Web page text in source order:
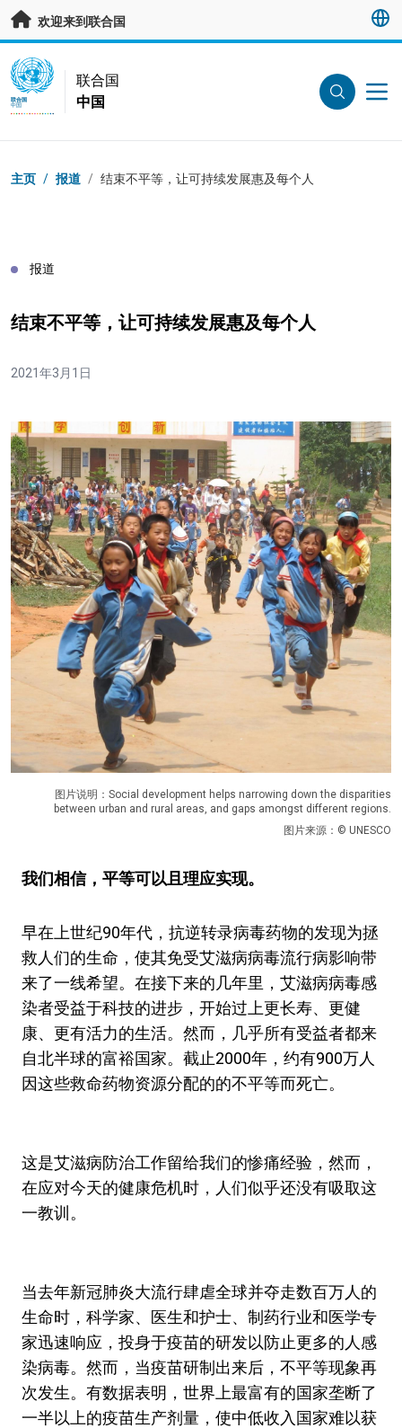
跳转至主要内容
欢迎来到联合国
UN Logo
联合国
中国
联合国
中国
页面路径
主页 / 报道 / 结束不平等，让可持续发展惠及每个人
报道
结束不平等，让可持续发展惠及每个人
2021年3月1日
图片说明：Social development helps narrowing down the disparities
between urban and rural areas, and gaps amongst different regions.
图片来源：© UNESCO
我们相信，平等可以且理应实现。
早在上世纪90年代，抗逆转录病毒药物的发现为拯
救人们的生命，使其免受艾滋病病毒流行病影响带
来了一线希望。在接下来的几年里，艾滋病病毒感
染者受益于科技的进步，开始过上更长寿、更健
康、更有活力的生活。然而，几乎所有受益者都来
自北半球的富裕国家。截止2000年，约有900万人
因这些救命药物资源分配的的不平等而死亡。
这是艾滋病防治工作留给我们的惨痛经验，然而，
在应对今天的健康危机时，人们似乎还没有吸取这
一教训。
当去年新冠肺炎大流行肆虐全球并夺走数百万人的
生命时，科学家、医生和护士、制药行业和医学专
家迅速响应，投身于疫苗的研发以防止更多的人感
染病毒。然而，当疫苗研制出来后，不平等现象再
次发生。有数据表明，世界上最富有的国家垄断了
一半以上的疫苗生产剂量，使中低收入国家难以获